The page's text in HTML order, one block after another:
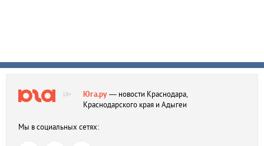
18+ Юга.ру— новости Краснодара,
Краснодарского края и Адыгеи
Мы в социальных сетях: